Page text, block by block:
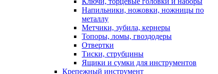
Напильники, ножовки, ножницы по
металлу
Метчики, зубила, кернеры
Топоры, ломы, гвоздодеры
Отвертки
Тиски, струбцины
Ящики и сумки для инструментов
Крепежный инструмент